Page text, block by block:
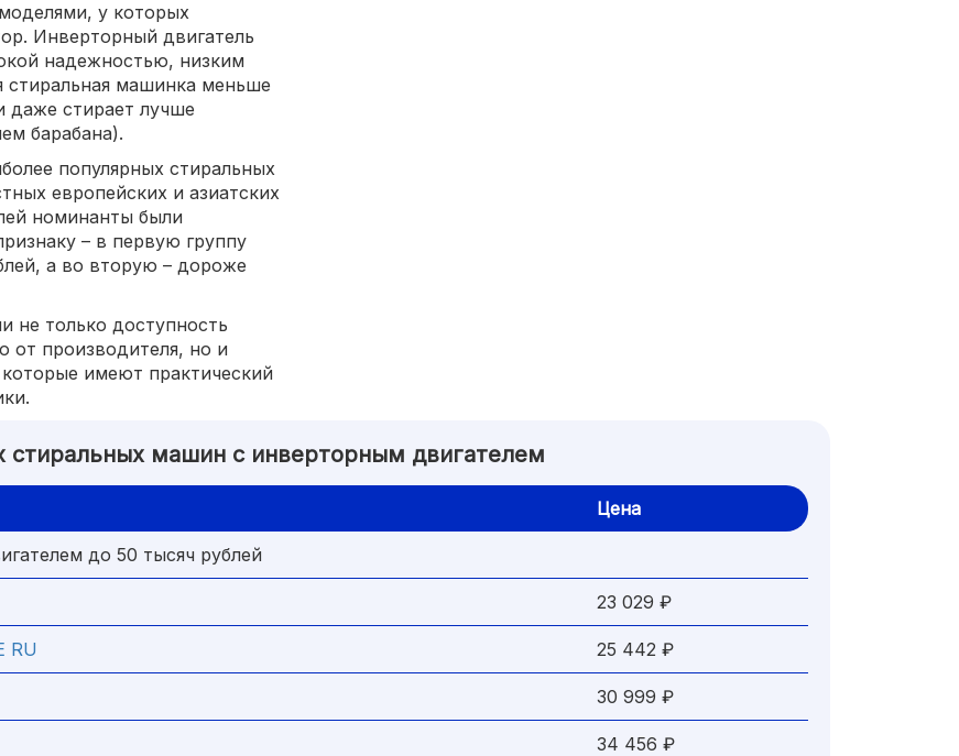
у которых
Инверторный двигатель
надежностью, низким
стиральная машинка меньше
даже стирает лучше
барабана).
популярных стиральных
европейских и азиатских
номинанты были
– в первую группу
а во вторую – дороже
не только доступность
от производителя, но и
имеют практический
стиральных машин с инверторным двигателем
Цена
до 50 тысяч рублей
23 029 ₽
RU 25 442 ₽
30 999 ₽
34 456 ₽